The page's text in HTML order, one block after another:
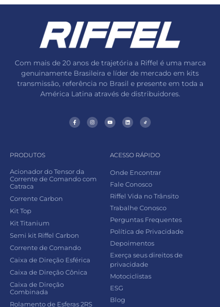
Com mais de 20 anos de trajetória a Riffel é uma marca
genuinamente Brasileira e líder de mercado em kits
transmissão, referência no Brasil e presente em toda a
América Latina através de distribuidores.
PRODUTOS
Acionador do Tensor da
Corrente de Comando com
Catraca
Corrente Carbon
Kit Top
Kit Titanium
Semi kit Riffel Carbon
Corrente de Comando
Caixa de Direção Esférica
Caixa de Direção Cônica
Caixa de Direção
Combinada
Rolamento de Esferas 2RS
ACESSO RÁPIDO
Onde Encontrar
Fale Conosco
Riffel Vida no Trânsito
Trabalhe Conosco
Perguntas Frequentes
Política de Privacidade
Depoimentos
Exerça seus direitos de
privacidade
Motociclistas
ESG
Blog